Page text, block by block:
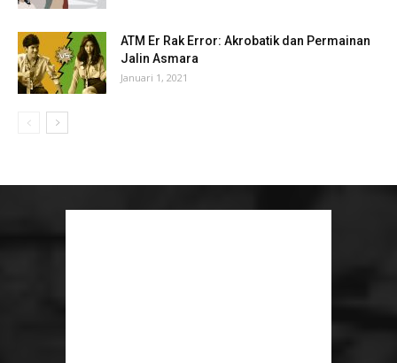
ATM Er Rak Error: Akrobatik dan Permainan
Jalin Asmara
Januari 1, 2021